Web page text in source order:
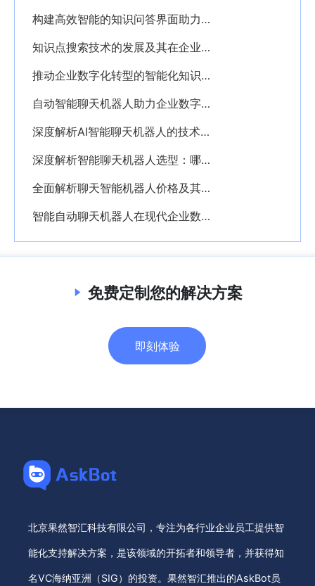
构建高效智能的知识问答界面助力企业数字化转型
知识点搜索技术的发展及其在企业数字化转型中的应用价值
推动企业数字化转型的智能化知识管理解决方案探析
自动智能聊天机器人助力企业数字化转型的创新应用与发展趋势
深度解析AI智能聊天机器人的技术发展与应用前景
深度解析智能聊天机器人选型：哪款产品更适合企业应用
全面解析聊天智能机器人价格及其影响因素分析
智能自动聊天机器人在现代企业数字化转型中的关键作用与应用前景
免费定制您的解决方案
即刻体验
北京果然智汇科技有限公司，专注为各行业企业员工提供智
能化支持解决方案，是该领域的开拓者和领导者，并获得知
名VC海纳亚洲（SIG）的投资。果然智汇推出的AskBot员